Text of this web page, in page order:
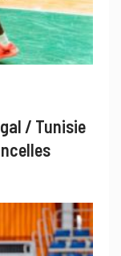
/ Tunisie